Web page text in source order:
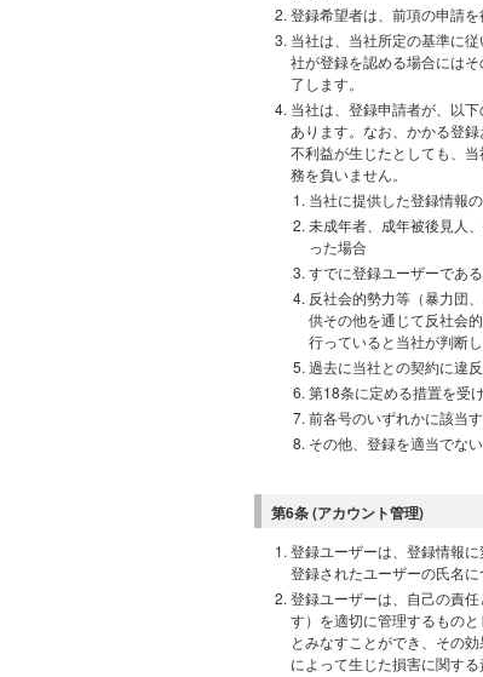
登録希望者は、前項の申請
当社は、当社所定の基準に
社が登録を認める場合には
了します。
当社は、登録申請者が、以
あります。なお、かかる登
不利益が生じたとしても、
務を負いません。
当社に提供した登録情報
未成年者、成年被後見人
った場合
すでに登録ユーザーであ
反社会的勢力等（暴力団
供その他を通じて反社会
行っていると当社が判断
過去に当社との契約に違
第18条に定める措置を受
前各号のいずれかに該当
その他、登録を適当でな
第6条 (アカウント管理)
登録ユーザーは、登録情報
登録されたユーザーの氏名
登録ユーザーは、自己の責
す）を適切に管理するもの
とみなすことができ、その
によって生じた損害に関す